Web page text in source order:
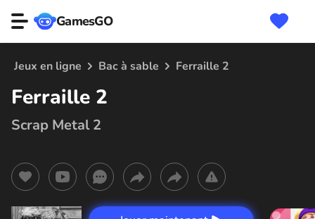
GamesGO
Jeux en ligne Bac à sable Ferraille 2
Ferraille 2
Scrap Metal 2